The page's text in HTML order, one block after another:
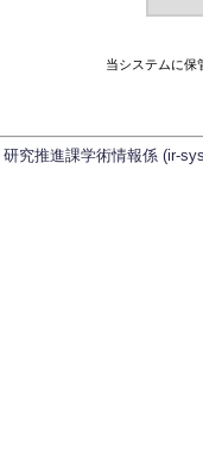
当システムに保
究推進課学術情報係 (ir-